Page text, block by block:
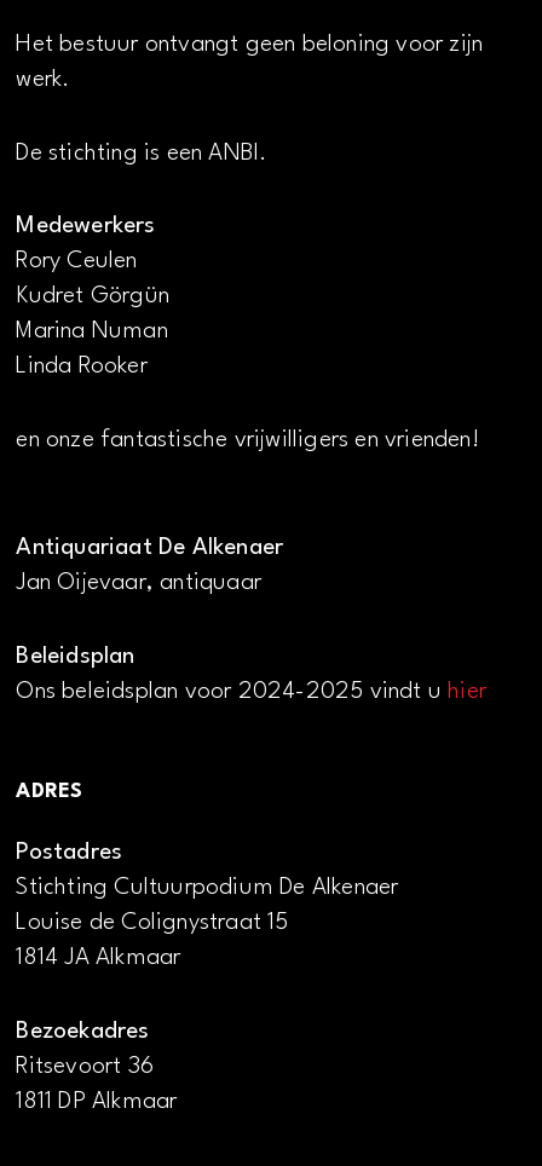
Het bestuur ontvangt geen beloning voor zijn
werk.
De stichting is een ANBI.
Medewerkers
Rory Ceulen
Kudret Görgün
Marina Numan
Linda Rooker
en onze fantastische vrijwilligers en vrienden!
Antiquariaat De Alkenaer
Jan Oijevaar, antiquaar
Beleidsplan
Ons beleidsplan voor 2024-2025 vindt u hier
ADRES
Postadres
Stichting Cultuurpodium De Alkenaer
Louise de Colignystraat 15
1814 JA Alkmaar
Bezoekadres
Ritsevoort 36
1811 DP Alkmaar